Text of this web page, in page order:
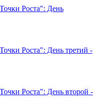
Роста": День
Роста": День третий -
Роста": День второй -